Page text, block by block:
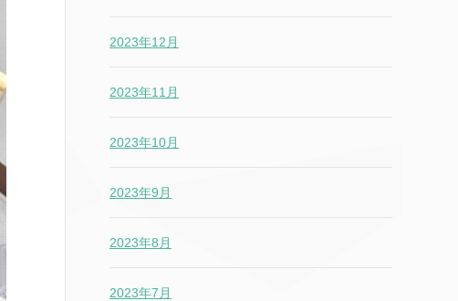
2023年12月
2023年11月
2023年10月
2023年9月
2023年8月
2023年7月